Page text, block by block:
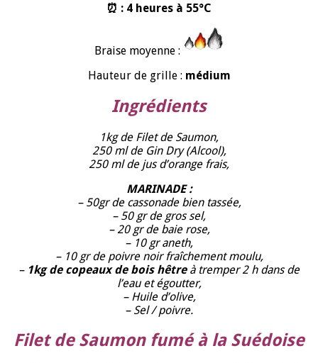
⏰ : 4 heures à 55°C
Braise moyenne :
Hauteur de grille : médium
Ingrédients
1kg de Filet de Saumon,
250 ml de Gin Dry (Alcool),
250 ml de jus d’orange frais,
MARINADE :
– 50gr de cassonade bien tassée,
– 50 gr de gros sel,
– 20 gr de baie rose,
– 10 gr aneth,
– 10 gr de poivre noir fraîchement moulu,
– 1kg de copeaux de bois hêtreà tremper 2 h dans de
l’eau et égoutter,
– Huile d’olive,
– Sel / poivre.
Filet de Saumon fumé à la Suédoise